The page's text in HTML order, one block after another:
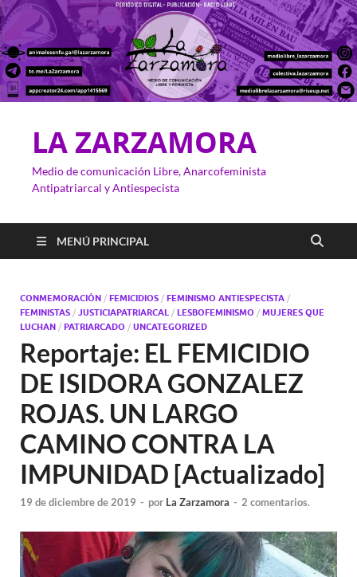
LA ZARZAMORA
Medio de comunicación Libre, Anarcofeminista
Antipatriarcal y Antiespecista
MENÚ PRINCIPAL
CONMEMORACIÓN / FEMICIDIOS / FEMINISMO ANTIESPECISTA /
FEMINISTAS / JUSTICIAPATRIARCAL / LESBOFEMINISMO / MUJERES QUE
LUCHAN / PATRIARCADO / UNCATEGORIZED
Reportaje: EL FEMICIDIO
DE ISIDORA GONZALEZ
ROJAS. UN LARGO
CAMINO CONTRA LA
IMPUNIDAD [Actualizado]
19 de diciembre de 2019 - por La Zarzamora - 2 comentarios.